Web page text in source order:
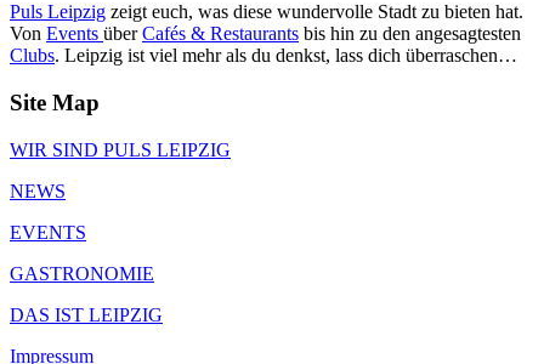
Puls Leipzig zeigt euch, was diese wundervolle Stadt zu bieten hat.
Von Events überCafés & Restaurants bis hin zu den angesagtesten
Clubs. Leipzig ist viel mehr als du denkst, lass dich überraschen…
Site Map
WIR SIND PULS LEIPZIG
NEWS
EVENTS
GASTRONOMIE
DAS IST LEIPZIG
Impressum